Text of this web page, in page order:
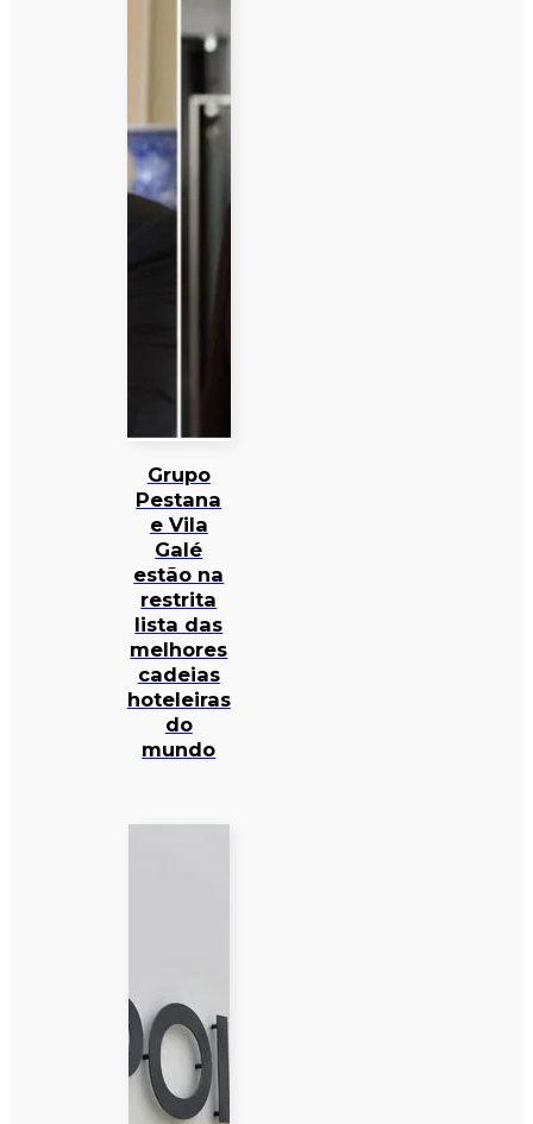
Grupo
Pestana
e Vila
Galé
estão na
restrita
lista das
melhores
cadeias
hoteleiras
do
mundo